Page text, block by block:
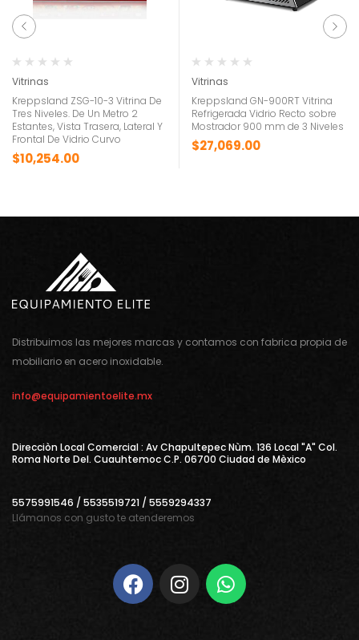
Vitrinas
Kreppsland ZSG-10-3 Vitrina De
Tres Niveles. De Un Metro 2
Estantes, Vista Trasera, Lateral Y
Frontal De Vidrio Curvo
$10,254.00
Vitrinas
Kreppsland GN-900RT Vitrina
Refrigerada Vidrio Recto sobre
Mostrador 900 mm de 3 Niveles
$27,069.00
Distribuimos las mejores marcas y contamos con fabrica propia de
mobiliario en acero inoxidable.
info@equipamientoelite.mx
Direcciòn Local Comercial : Av Chapultepec Nùm. 136 Local "A" Col.
Roma Norte Del. Cuauhtemoc C.P. 06700 Ciudad de Mèxico
5575991546 / 5535519721 / 5559294337
Llámanos con gusto te atenderemos